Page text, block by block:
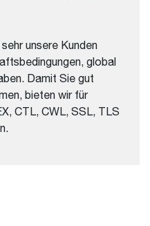
unsere Kunden
global
Damit Sie gut
bieten wir für
CTL, CWL, SSL, TLS